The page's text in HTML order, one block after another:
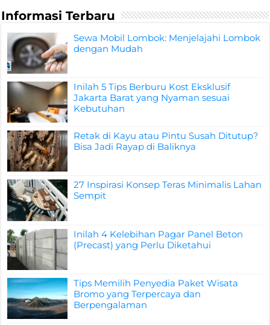
Informasi Terbaru
Sewa Mobil Lombok: Menjelajahi Lombok
dengan Mudah
Inilah 5 Tips Berburu Kost Eksklusif
Jakarta Barat yang Nyaman sesuai
Kebutuhan
Retak di Kayu atau Pintu Susah Ditutup?
Bisa Jadi Rayap di Baliknya
27 Inspirasi Konsep Teras Minimalis Lahan
Sempit
Inilah 4 Kelebihan Pagar Panel Beton
(Precast) yang Perlu Diketahui
Tips Memilih Penyedia Paket Wisata
Bromo yang Terpercaya dan
Berpengalaman